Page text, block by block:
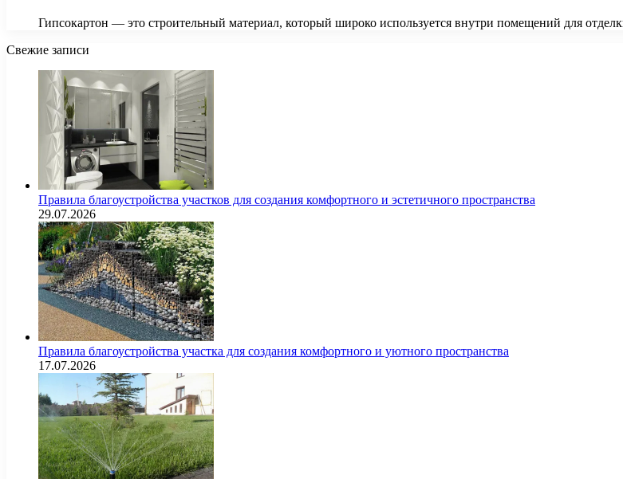
Гипсокартон — это строительный материал, который широко используется внутри помещений для
Свежие записи
Правила благоустройства участков для создания комфортного и эстетичного пространства
29.07.2026
Правила благоустройства участка для создания комфортного и уютного пространства
17.07.2026